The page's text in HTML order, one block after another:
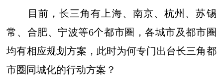
目前，长三角有上海、南京、杭州、苏锡
常、合肥、宁波等6个都市圈，各城市及都市圈
均有相应规划方案，此时为何专门出台长三角都
市圈同城化的行动方案？